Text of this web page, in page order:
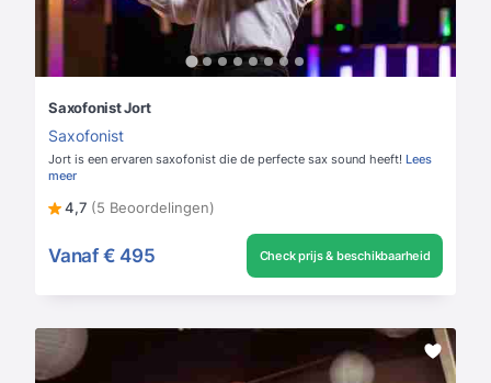
Saxofonist Jort
Saxofonist
Jort is een ervaren saxofonist die de perfecte sax sound heeft! Lees
meer
4,7 (5 Beoordelingen)
Vanaf € 495 Check prijs & beschikbaarheid